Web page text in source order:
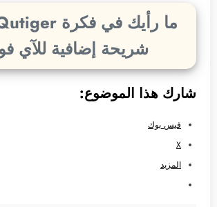
شريحة إضافية للآي
شارك هذا الموضوع:
فيس بوك
X
المزيد